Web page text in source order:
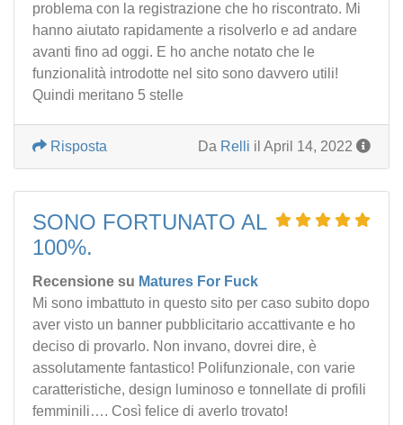
problema con la registrazione che ho riscontrato. Mi
hanno aiutato rapidamente a risolverlo e ad andare
avanti fino ad oggi. E ho anche notato che le
funzionalità introdotte nel sito sono davvero utili!
Quindi meritano 5 stelle
Da Relli il April 14, 2022
Risposta
SONO FORTUNATO AL
100%.
Recensione su Matures For Fuck
Mi sono imbattuto in questo sito per caso subito dopo
aver visto un banner pubblicitario accattivante e ho
deciso di provarlo. Non invano, dovrei dire, è
assolutamente fantastico! Polifunzionale, con varie
caratteristiche, design luminoso e tonnellate di profili
femminili…. Così felice di averlo trovato!